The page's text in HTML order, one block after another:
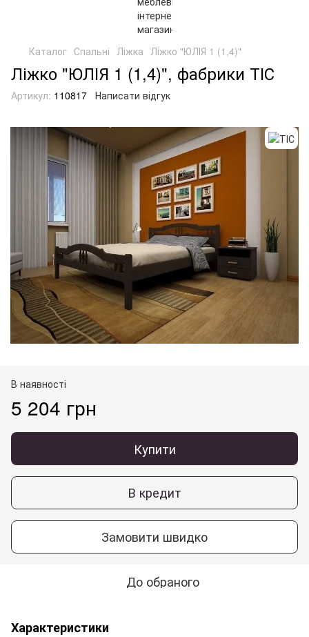
Каталог Спальні Ліжка Ліжко "ЮЛІЯ 1 (1,4)"
Ліжко "ЮЛІЯ 1 (1,4)", фабрики ТІС
Артикул: 110817 Написати відгук
В наявності
5 204 грн
Купити
В кредит
Замовити швидко
До обраного
Характеристики